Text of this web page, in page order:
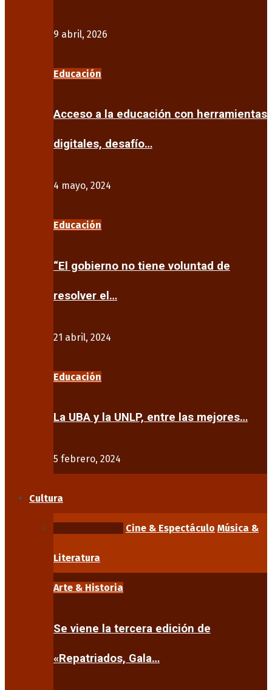
9 abril, 2026
Educación
Acceso a la educación con herramientas
digitales, desafío…
4 mayo, 2024
Educación
“El gobierno no tiene voluntad de
resolver el…
21 abril, 2024
Educación
La UBA y la UNLP, entre las mejores…
5 febrero, 2024
Cultura
Cine & Espectáculo Música &
Literatura
Arte & Historia
Se viene la tercera edición de
«Repatriados, Gala…